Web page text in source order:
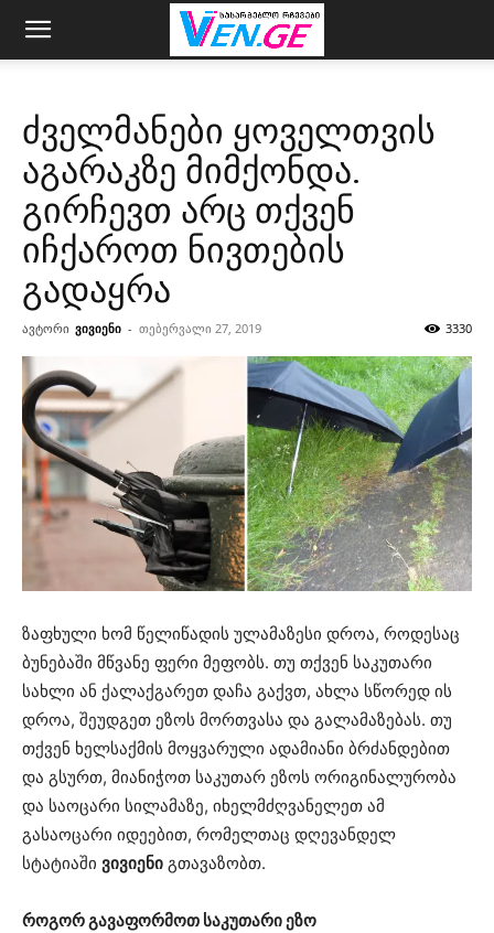
ძველმანები ყოველთვის
აგარაკზე მიმქონდა.
გირჩევთ არც თქვენ
იჩქაროთ ნივთების
გადაყრა
ავტორი ვივიენი - თებერვალი 27, 2019 3330
ზაფხული ხომ წელიწადის ულამაზესი დროა, როდესაც
ბუნებაში მწვანე ფერი მეფობს. თუ თქვენ საკუთარი
სახლი ან ქალაქგარეთ დაჩა გაქვთ, ახლა სწორედ ის
დროა, შეუდგეთ ეზოს მორთვასა და გალამაზებას. თუ
თქვენ ხელსაქმის მოყვარული ადამიანი ბრძანდებით
და გსურთ, მიანიჭოთ საკუთარ ეზოს ორიგინალურობა
და საოცარი სილამაზე, იხელმძღვანელეთ ამ
გასაოცარი იდეებით, რომელთაც დღევანდელ
სტატიაში ვივიენი გთავაზობთ.
როგორ გავაფორმოთ საკუთარი ეზო